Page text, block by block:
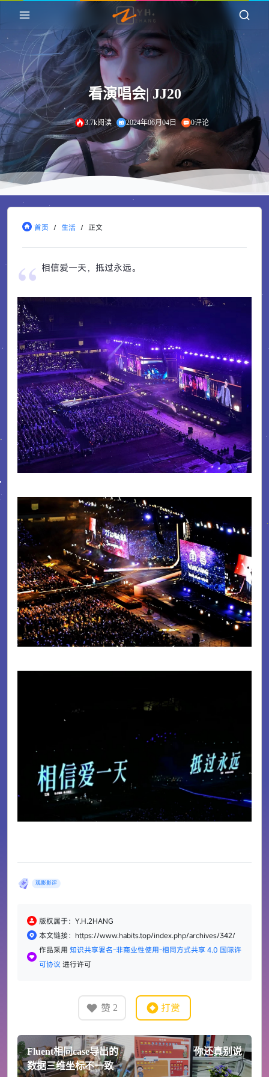
看演唱会| JJ20
3.7k阅读 2024年06月04日 0评论
首页 / 生活 / 正文
相信爱一天，抵过永远。
观影影评
版权属于：Y.H.2HANG
本文链接：https://www.habits.top/index.php/archives/342/
作品采用 知识共享署名-非商业性使用-相同方式共享 4.0 国际许
可协议 进行许可
赞 2 打赏
Fluent相同case导出的
数据三维坐标不一致
你还真别说